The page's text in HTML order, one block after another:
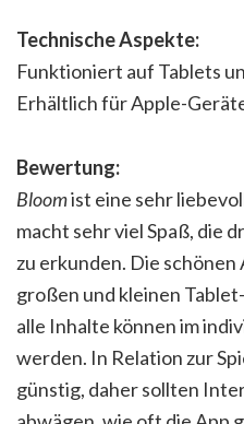
Technische Aspekte:
Funktioniert auf Tablets
Erhältlich für Apple-
Bewertung:
Bloomist eine sehr
macht sehr viel Spaß, die
zu erkunden. Die
großen und kleinen
alle Inhalte können im
werden. In Relation zur
günstig, daher sollten